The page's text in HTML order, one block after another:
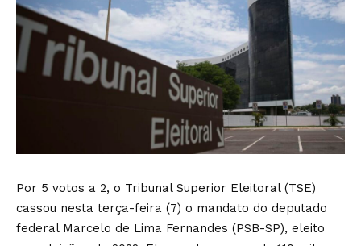
Por 5 votos a 2, o Tribunal Superior Eleitoral (TSE)
cassou nesta terça-feira (7) o mandato do deputado
federal Marcelo de Lima Fernandes (PSB-SP), eleito